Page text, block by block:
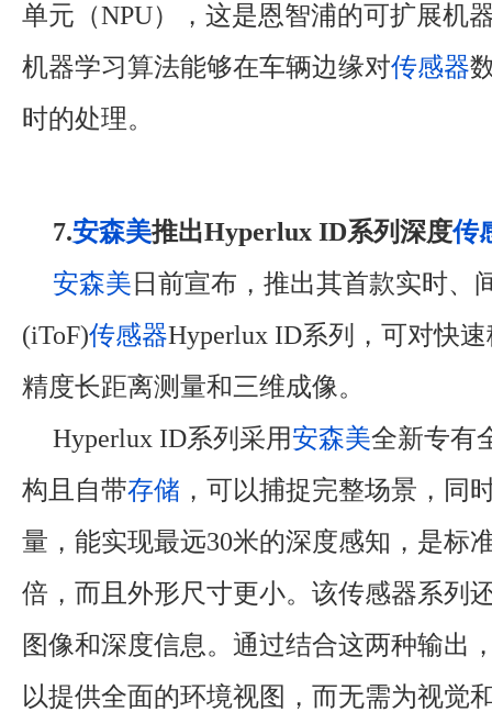
单元（NPU），这是恩智浦的可扩展机
机器学习算法能够在车辆边缘对传感器
时的处理。
7.安森美推出Hyperlux ID系列深度传
安森美 日前宣布，推出其首款实时、
(iToF)传感器Hyperlux ID系列，可对快
精度长距离测量和三维成像。
Hyperlux ID系列采用安森美全新专有
构且自带存储 ，可以捕捉完整场景，同
量，能实现最远30米的深度感知，是标
倍，而且外形尺寸更小。该传感器系列
图像和深度信息。通过结合这两种输出
以提供全面的环境视图，而无需为视觉